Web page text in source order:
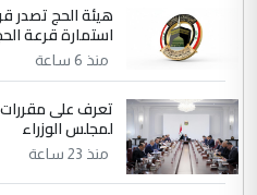
هيئة الحج تصدر
استمارة قرعة
منذ 6 ساعة
تعرف على مقررات
لمجلس الوزراء
منذ 23 ساعة